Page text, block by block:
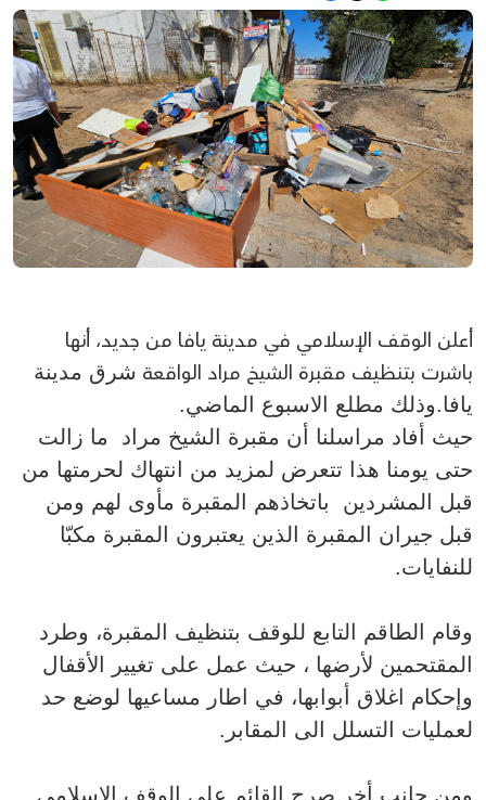
أعلن الوقف الإسلامي في مدينة يافا من جديد، أنها
باشرت بتنظيف مقبرة الشيخ مراد الواقعة شرق مدينة
يافا.وذلك مطلع الاسبوع الماضي.
حيث أفاد مراسلنا أن مقبرة الشيخ مراد ما زالت
حتى يومنا هذا تتعرض لمزيد من انتهاك لحرمتها من
قبل المشردين باتخاذهم المقبرة مأوى لهم ومن
قبل جيران المقبرة الذين يعتبرون المقبرة مكبّا
للنفايات.
وقام الطاقم التابع للوقف بتنظيف المقبرة، وطرد
المقتحمين لأرضها ، حيث عمل على تغيير الأقفال
وإحكام اغلاق أبوابها، في اطار مساعيها لوضع حد
لعمليات التسلل الى المقابر.
ومن جانب أخر صرح القائم على الوقف الاسلامي